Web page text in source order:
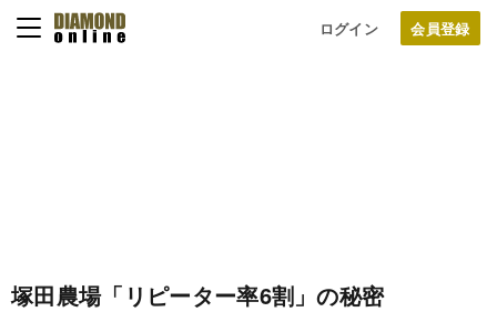
ログイン
塚田農場「リピーター率6割」の秘密